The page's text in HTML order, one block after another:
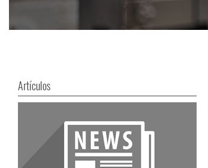
Artículos